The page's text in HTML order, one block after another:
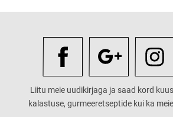
Liitu meie uudikirjaga ja saad kord
kalastuse, gurmeeretseptide kui ka